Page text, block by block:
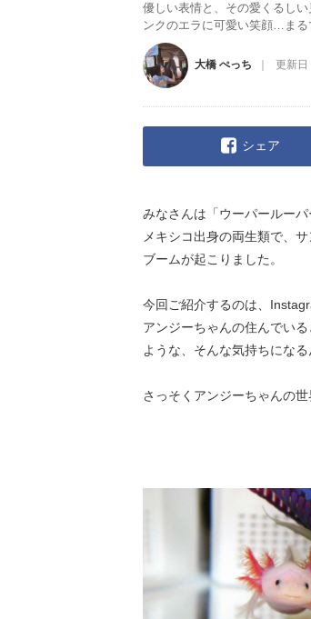
優しい表情と、その愛くるし
ンクのエラに可愛い笑顔…まる
大橋 ぺっち 更新日
シェア
みなさんは「ウーパールー
メキシコ出身の両生類で、
ブームが起こりました。
今回ご紹介するのは、
アンジーちゃんの住んでい
ような、そんな気持ちになる
さっそくアンジーちゃんの